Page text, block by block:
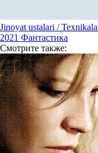
Jinoyat ustalari /
2021 Фантастика
Смотрите также: